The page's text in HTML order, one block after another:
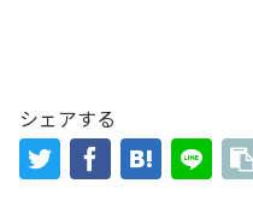
シェアする